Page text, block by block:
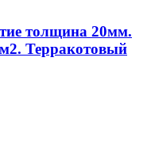
толщина 20мм.
Терракотовый